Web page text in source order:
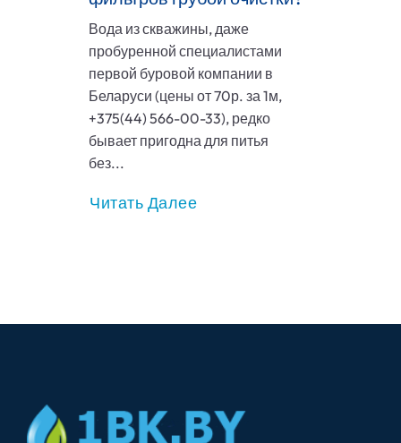
Вода из скважины, даже
пробуренной специалистами
первой буровой компании в
Беларуси (цены от 70р. за 1м,
+375(44) 566-00-33), редко
бывает пригодна для питья
без...
Читать Далее